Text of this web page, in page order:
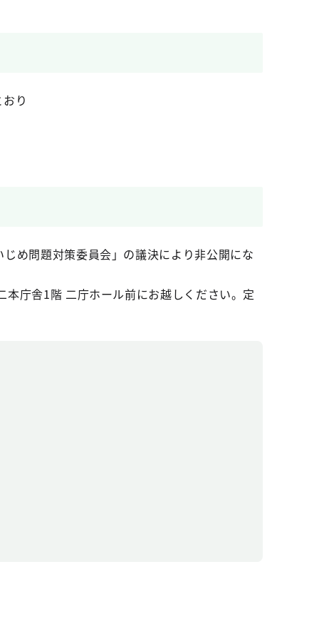
り
め問題対策委員会」の議決により非公開にな
庁舎1階 二庁ホール前にお越しください。定